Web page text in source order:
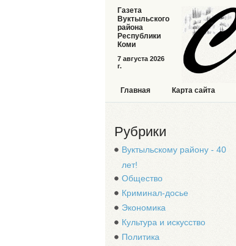
7 августа 2026
г.
Газета
Вуктыльского
района
Республики
Коми
Главная Карта сайта
Рубрики
Вуктыльскому району - 40
лет!
Общество
Криминал-досье
Экономика
Культура и искусство
Политика